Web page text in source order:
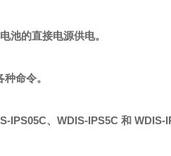
池的直接电源供电。
命令。
IPS05C、WDIS-IPS5C 和 WDIS-